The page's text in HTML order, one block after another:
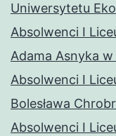
Uniwersytetu
Absolwenci I
Adama Asnyka w
Absolwenci I
Bolesława
Absolwenci I